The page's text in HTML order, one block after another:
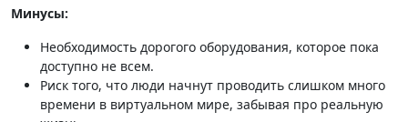
Минусы:
Необходимость дорогого оборудования, которое пока
доступно не всем.
Риск того, что люди начнут проводить слишком много
времени в виртуальном мире, забывая про реальную